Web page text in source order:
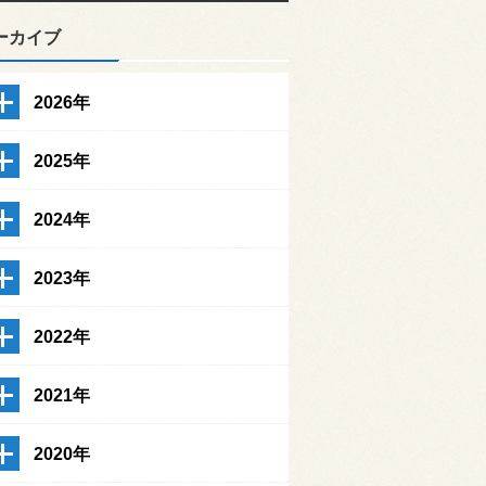
カイブ
2026年
2025年
2024年
2023年
2022年
2021年
2020年